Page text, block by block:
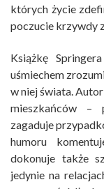
których życie
poczucie krzywdy
Książkę
uśmiechem
w niej świata.
mieszkańców –
zagaduje
humoru
dokonuje także
jedynie na